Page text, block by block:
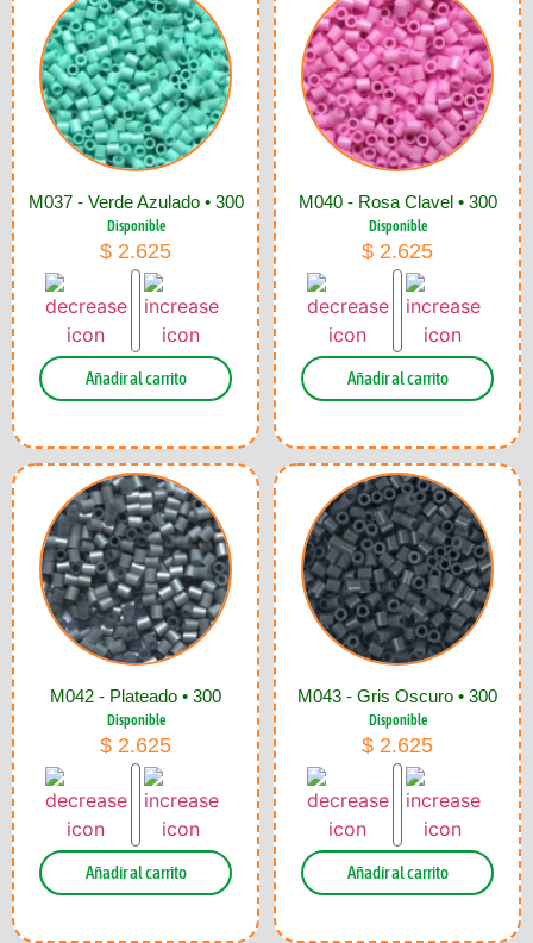
M037 - Verde Azulado • 300
Disponible
$ 2.625
Añadir al carrito
M040 - Rosa Clavel • 300
Disponible
$ 2.625
Añadir al carrito
M042 - Plateado • 300
Disponible
$ 2.625
Añadir al carrito
M043 - Gris Oscuro • 300
Disponible
$ 2.625
Añadir al carrito